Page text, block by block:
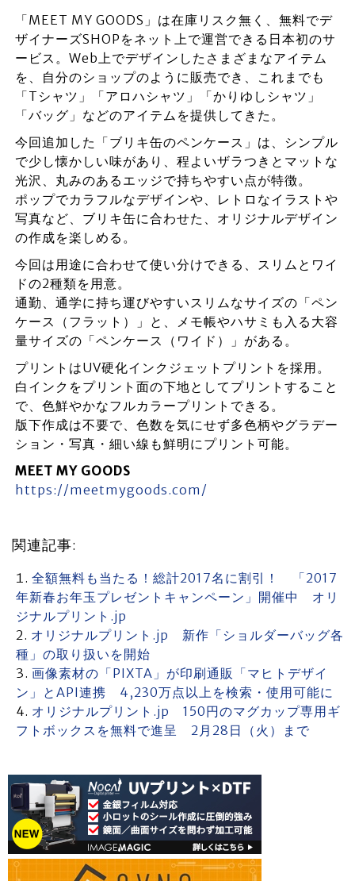
「MEET MY GOODS」は在庫リスク無く、無料でデ
ザイナーズSHOPをネット上で運営できる日本初のサ
ービス。Web上でデザインしたさまざまなアイテム
を、自分のショップのように販売でき、これまでも
「Tシャツ」「アロハシャツ」「かりゆしシャツ」
「バッグ」などのアイテムを提供してきた。
今回追加した「ブリキ缶のペンケース」は、シンプル
で少し懐かしい味があり、程よいザラつきとマットな
光沢、丸みのあるエッジで持ちやすい点が特徴。
ポップでカラフルなデザインや、レトロなイラストや
写真など、ブリキ缶に合わせた、オリジナルデザイン
の作成を楽しめる。
今回は用途に合わせて使い分けできる、スリムとワイ
ドの2種類を用意。
通勤、通学に持ち運びやすいスリムなサイズの「ペン
ケース（フラット）」と、メモ帳やハサミも入る大容
量サイズの「ペンケース（ワイド）」がある。
プリントはUV硬化インクジェットプリントを採用。
白インクをプリント面の下地としてプリントすること
で、色鮮やかなフルカラープリントできる。
版下作成は不要で、色数を気にせず多色柄やグラデー
ション・写真・細い線も鮮明にプリント可能。
MEET MY GOODS
https://meetmygoods.com/
関連記事:
全額無料も当たる！総計2017名に割引！ 「2017
年新春お年玉プレゼントキャンペーン」開催中 オリ
ジナルプリント.jp
オリジナルプリント.jp 新作「ショルダーバッグ各
種」の取り扱いを開始
画像素材の「PIXTA」が印刷通販「マヒトデザイ
ン」とAPI連携 4,230万点以上を検索・使用可能に
オリジナルプリント.jp 150円のマグカップ専用ギ
フトボックスを無料で進呈 2月28日（火）まで